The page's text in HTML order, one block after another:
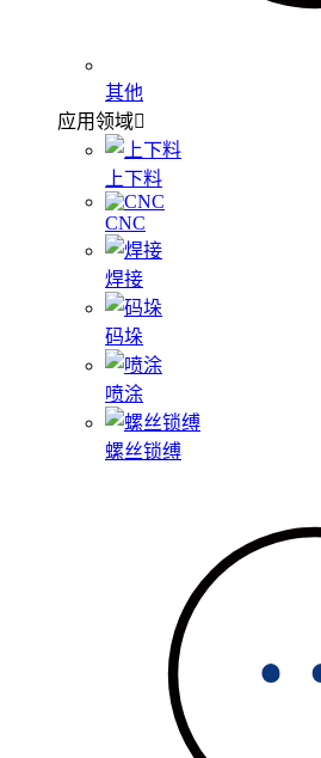
其他
应用领域
上下料
CNC
焊接
码垛
喷涂
螺丝锁缚